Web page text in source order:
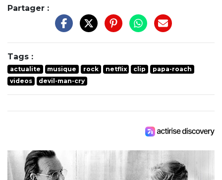
Partager :
Tags :
actualite musique rock netflix clip
papa-roach
videos
devil-man-cry